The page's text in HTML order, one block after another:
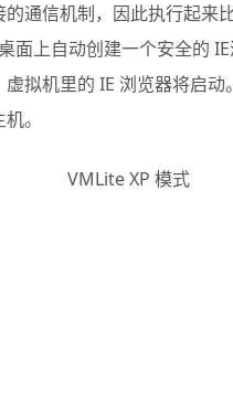
通信机制，因此执行起来
面上自动创建一个安全的
拟机里的 IE 浏览器将启
。